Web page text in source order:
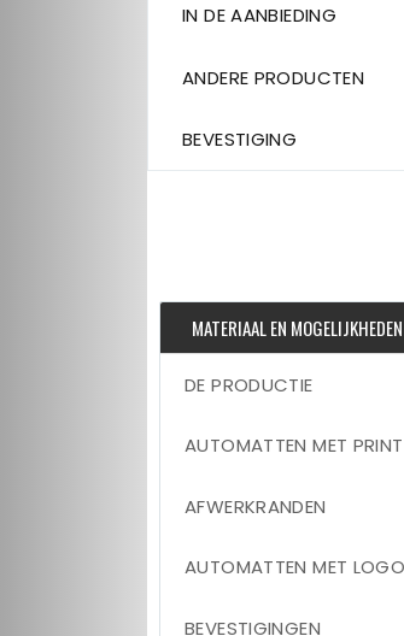
IN DE AANBIEDING
ANDERE PRODUCTEN
BEVESTIGING
MATERIAAL EN MOGELIJKHEDEN
DE PRODUCTIE
AUTOMATTEN MET PRINT
AFWERKRANDEN
AUTOMATTEN MET LOGO
BEVESTIGINGEN